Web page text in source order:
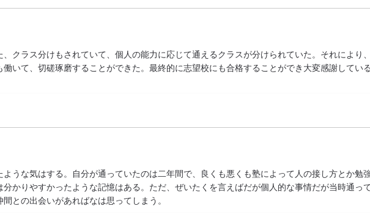
クラス分けもされていて、個人の能力に応じて通えるクラスが分けられていた。それにより
いて、切磋琢磨することができた。最終的に志望校にも合格することができ大変感謝してい
うな気はする。自分が通っていたのは二年間で、良くも悪くも塾によって人の接し方とか勉
かりやすかったような記憶はある。ただ、ぜいたくを言えばだが個人的な事情だが当時通っ
との出会いがあればなは思ってしまう。